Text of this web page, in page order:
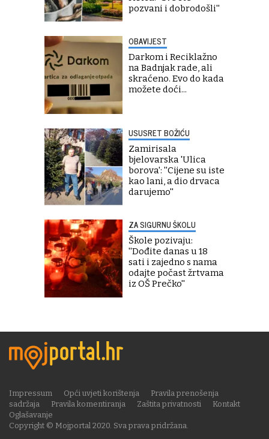
pozvani i dobrodošli''
OBAVIJEST
Darkom i Reciklažno
na Badnjak rade, ali
skraćeno. Evo do kada
možete doći...
USUSRET BOŽIĆU
Zamirisala
bjelovarska 'Ulica
borova': ''Cijene su iste
kao lani, a dio drvaca
darujemo''
ZA SIGURNU ŠKOLU
Škole pozivaju:
''Dođite danas u 18
sati i zajedno s nama
odajte počast žrtvama
iz OŠ Prečko''
Copyright © Mojportal 2020. Sva prava pridržana.
Impressum Opći uvjeti korištenja
Pravila prenošenja
sadržaja
Pravila komentiranja Zaštita privatnosti
Kontakt
Oglašavanje